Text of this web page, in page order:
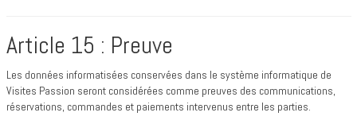
Article 15 : Preuve
Les données informatisées conservées dans le système informatique de
Visites Passion seront considérées comme preuves des communications,
réservations, commandes et paiements intervenus entre les parties.